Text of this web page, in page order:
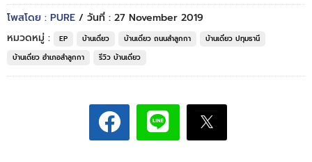
โพสโดย : PURE / วันที่ : 27 November 2019
หมวดหมู่ :
EP บ้านเดี่ยว บ้านเดี่ยว ถนนลำลูกกา
บ้านเดี่ยว ปทุมธานี
บ้านเดี่ยว อำเภอลำลูกกา
รีวิว บ้านเดี่ยว